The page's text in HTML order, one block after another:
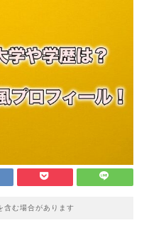
含む場合があります